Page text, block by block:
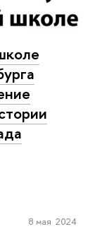
8 мая 2024